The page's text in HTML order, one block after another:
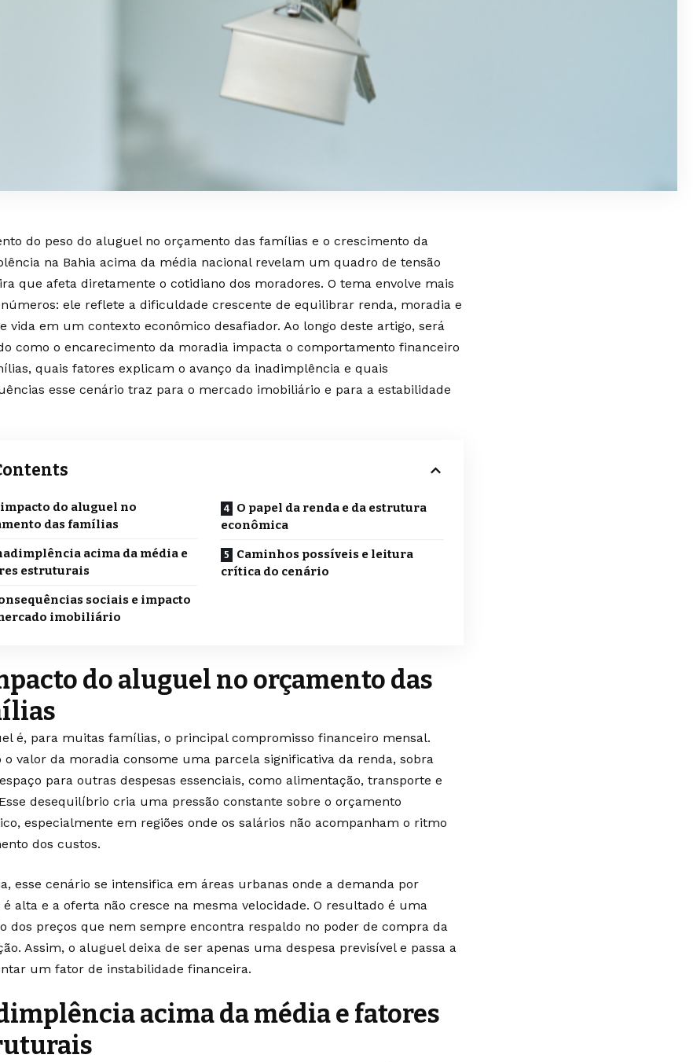
do peso do aluguel no orçamento das famílias e o crescimento da
na Bahia acima da média nacional revelam um quadro de tensão
que afeta diretamente o cotidiano dos moradores. O tema envolve mais
ele reflete a dificuldade crescente de equilibrar renda, moradia e
vida em um contexto econômico desafiador. Ao longo deste artigo, será
como o encarecimento da moradia impacta o comportamento financeiro
quais fatores explicam o avanço da inadimplência e quais
esse cenário traz para o mercado imobiliário e para a estabilidade
impacto do aluguel no
das famílias
acima da média e
estruturais
sociais e impacto
imobiliário
O papel da renda e da estrutura
econômica
Caminhos possíveis e leitura
crítica do cenário
do aluguel no orçamento das
é, para muitas famílias, o principal compromisso financeiro mensal.
o valor da moradia consome uma parcela significativa da renda, sobra
para outras despesas essenciais, como alimentação, transporte e
desequilíbrio cria uma pressão constante sobre o orçamento
especialmente em regiões onde os salários não acompanham o ritmo
dos custos.
esse cenário se intensifica em áreas urbanas onde a demanda por
é alta e a oferta não cresce na mesma velocidade. O resultado é uma
dos preços que nem sempre encontra respaldo no poder de compra da
Assim, o aluguel deixa de ser apenas uma despesa previsível e passa a
um fator de instabilidade financeira.
acima da média e fatores